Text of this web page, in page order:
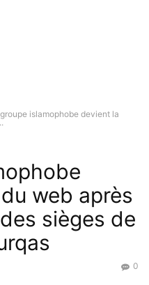
islamophobe devient la
web après
sièges de
0